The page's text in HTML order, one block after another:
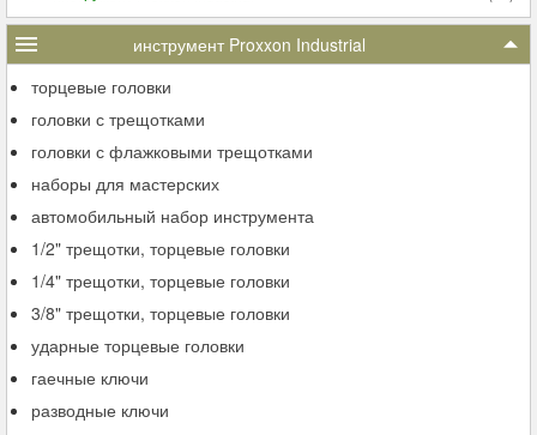
инструмент Proxxon Industrial
торцевые головки
головки с трещотками
головки с флажковыми трещотками
наборы для мастерских
автомобильный набор инструмента
1/2" трещотки, торцевые головки
1/4" трещотки, торцевые головки
3/8" трещотки, торцевые головки
ударные торцевые головки
гаечные ключи
разводные ключи